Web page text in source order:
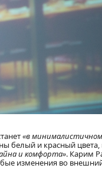
«в
белый и красный цвета,
и комфорта». Карим
изменения во